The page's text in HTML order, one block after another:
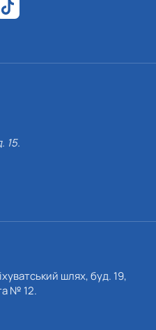
15.
шлях, буд. 19,
№ 12.